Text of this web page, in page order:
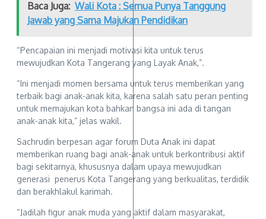
Baca Juga: Wali Kota : Semua Punya Tanggung
Jawab yang Sama Majukan Pendidikan
“Pencapaian ini menjadi motivasi kita untuk terus
mewujudkan Kota Tangerang yang Layak Anak,”.
“Ini menjadi momen bersama untuk terus memberikan yang
terbaik bagi anak-anak kita, karena salah satu peran penting
untuk memajukan kota bahkan bangsa ini ada di tangan
anak-anak kita,” jelas wakil.
Sachrudin berpesan agar forum Duta Anak ini dapat
memberikan ruang bagi anak-anak untuk berkontribusi aktif
bagi sekitarnya, khususnya dalam upaya mewujudkan
generasi penerus Kota Tangerang yang berkualitas, terdidik
dan berakhlakul karimah.
“Jadilah figur anak muda yang aktif dalam masyarakat,